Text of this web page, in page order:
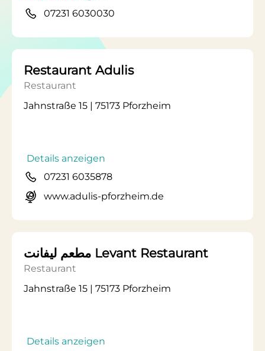
07231 6030030
Restaurant Adulis
Restaurant
Jahnstraße 15 | 75173 Pforzheim
Details anzeigen
07231 6035878
www.adulis-pforzheim.de
مطعم ليفانت Levant Restaurant
Restaurant
Jahnstraße 15 | 75173 Pforzheim
Details anzeigen